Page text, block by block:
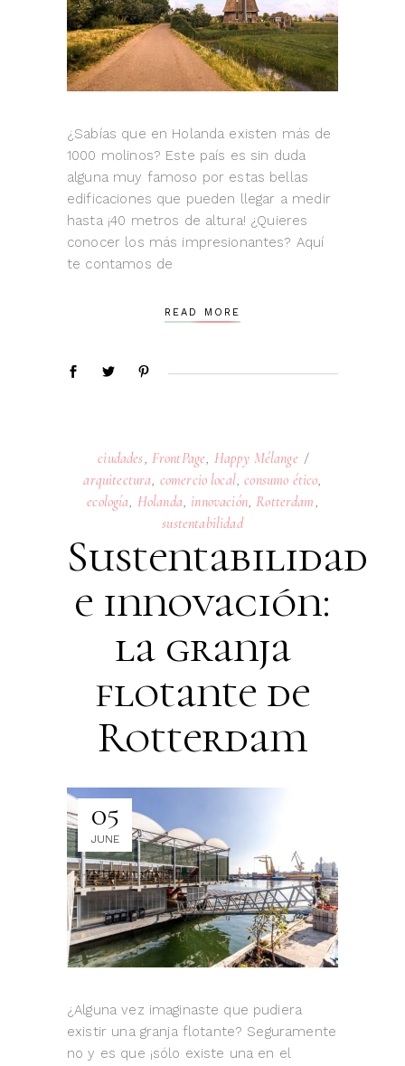
¿Sabías que en Holanda existen más de
1000 molinos? Este país es sin duda
alguna muy famoso por estas bellas
edificaciones que pueden llegar a medir
hasta ¡40 metros de altura! ¿Quieres
conocer los más impresionantes? Aquí
te contamos de
READ MORE
ciudades FrontPage Happy Mélange
arquitectura comercio local,consumo ético
ecología Holanda innovación, Rotterdam
sustentabilidad
Sustentabilidad
e innovación:
la granja
flotante de
Rotterdam
05
JUNE
¿Alguna vez imaginaste que pudiera
existir una granja flotante? Seguramente
no y es que ¡sólo existe una en el